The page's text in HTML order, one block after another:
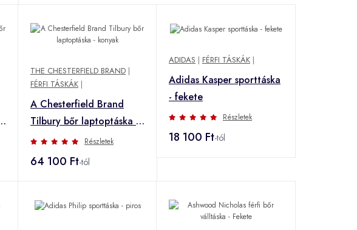
THE CHESTERFIELD BRAND |
FÉRFI TÁSKÁK |
A Chesterfield Brand
Tilbury bőr laptoptáska -
konyak
Részletek
64 100 Ft-tól
ADIDAS | FÉRFI TÁSKÁK |
Adidas Kasper sporttáska
- fekete
Részletek
18 100 Ft-tól